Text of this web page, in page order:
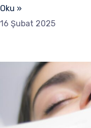
Oku »
16 Şubat 2025